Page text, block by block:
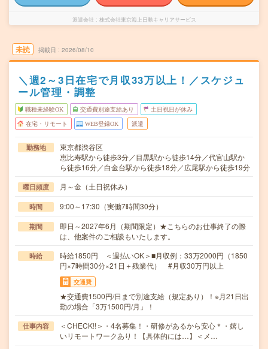
派遣会社 株式会社東京海上日動キャリアサービス
未読 掲載日 2026/08/10
＼週2～3日在宅で月収33万以上！／スケジュ
ール管理・調整
職種未経験OK 交通費別途支給あり 土日祝日が休み
在宅・リモート WEB登録OK 派遣
勤務地
東京都渋谷区
恵比寿駅から徒歩3分／目黒駅から徒歩14分／代官山駅か
ら徒歩16分／白金台駅から徒歩18分／広尾駅から徒歩19分
曜日頻度 月～金（土日祝休み）
時間 9:00～17:30（実働7時間30分）
期間
即日～2027年6月（期間限定）★こちらのお仕事終了の際
は、他案件のご相談もいたします。
時給
時給1850円 ＜週払いOK＞■月収例：33万2000円（1850
円×7時間30分×21日＋残業代） #月収30万円以上
交通費
★交通費1500円/日まで別途支給（規定あり）！※月21日出
勤の場合「3万1500円/月」！
仕事内容
＜CHECK!!＞・4名募集！・研修があるから安心＊・嬉し
いリモートワークあり！【具体的には…】＜メ…